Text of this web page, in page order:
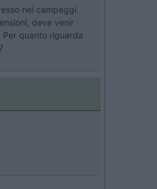
nei campeggi.
deve venir
quanto riguarda